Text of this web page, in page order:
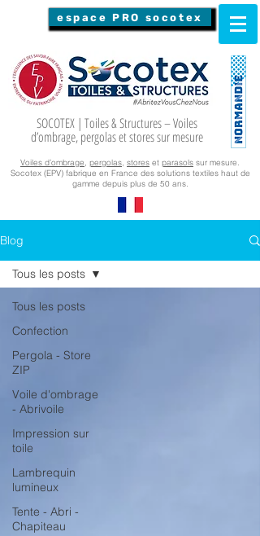
espace PRO socotex
SOCOTEX | Toiles & Structures – Voiles
d’ombrage, pergolas et stores sur mesure
Voiles d’ombrage, pergolas, stores et parasols sur mesure.
Socotex (EPV) fabrique en France des solutions textiles haut de
gamme depuis plus de 50 ans.
Blog
Tous les posts
Confection
Pergola - Store
ZIP
Voile d'ombrage
- Abrivoile
Impression sur
toile
Lambrequin
lumineux
Tente - Abri -
Chapiteau
Tous les posts